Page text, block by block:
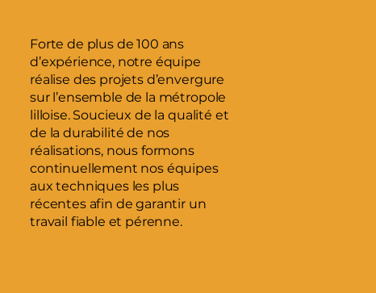
Forte de plus de 100 ans
d’expérience, notre équipe
réalise des projets d’envergure
sur l’ensemble de la métropole
lilloise. Soucieux de la qualité et
de la durabilité de nos
réalisations, nous formons
continuellement nos équipes
aux techniques les plus
récentes afin de garantir un
travail fiable et pérenne.